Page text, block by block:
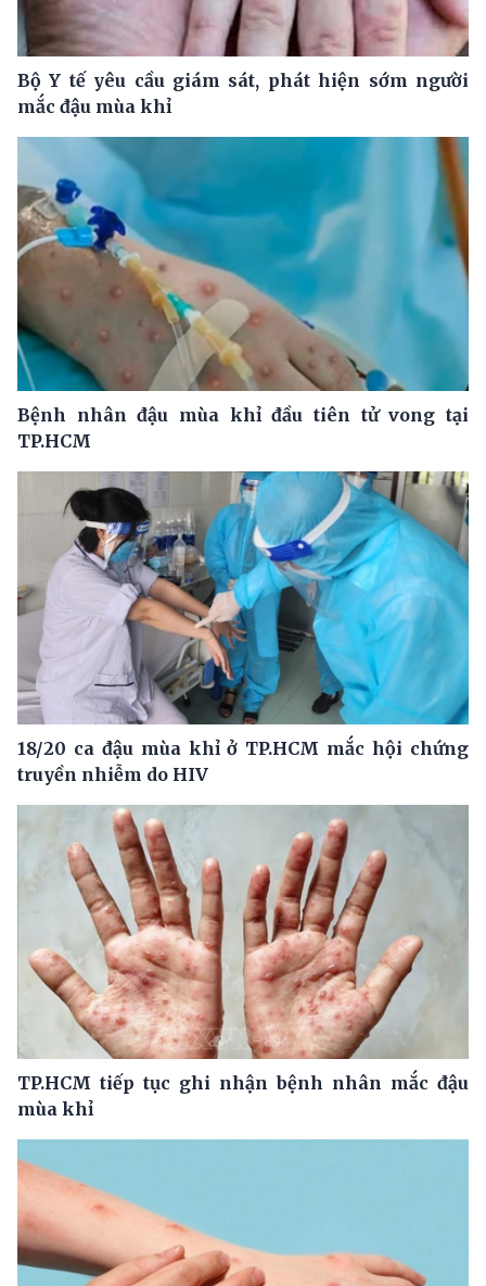
Bộ Y tế yêu cầu giám sát, phát hiện sớm người
mắc đậu mùa khỉ
Bệnh nhân đậu mùa khỉ đầu tiên tử vong tại
TP.HCM
18/20 ca đậu mùa khỉ ở TP.HCM mắc hội chứng
truyền nhiễm do HIV
TP.HCM tiếp tục ghi nhận bệnh nhân mắc đậu
mùa khỉ